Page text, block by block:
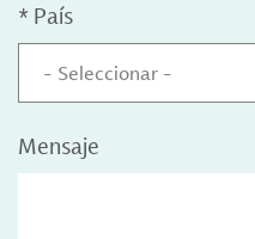
* País
- Seleccionar -
Mensaje